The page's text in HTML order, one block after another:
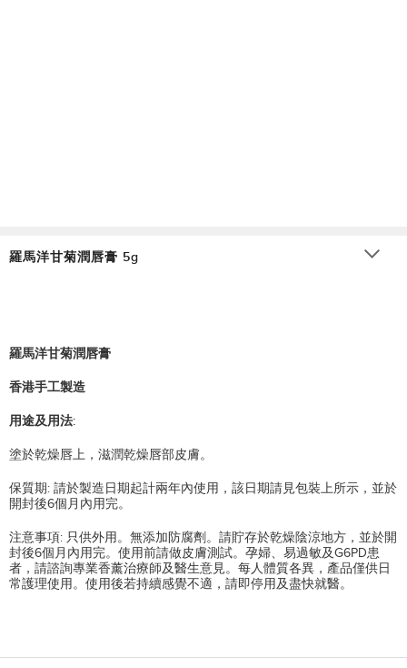
羅馬洋甘菊潤唇膏 5g
羅馬洋甘菊潤唇膏
香港手工製造
用途及用法:
塗於乾燥唇上，滋潤乾燥唇部皮膚。
保質期: 請於製造日期起計兩年內使用，該日期請見包裝上所示，並於
開封後6個月內用完。
注意事項: 只供外用。無添加防腐劑。請貯存於乾燥陰涼地方，並於開
封後6個月內用完。使用前請做皮膚測試。孕婦、易過敏及G6PD患
者，請諮詢專業香薰治療師及醫生意見。每人體質各異，產品僅供日
常護理使用。使用後若持續感覺不適，請即停用及盡快就醫。